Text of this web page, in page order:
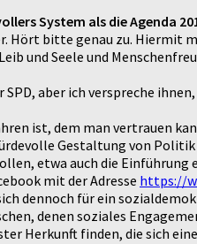
System als die Agenda
bitte genau zu. Hiermit
und Seele und
aber ich verspreche
ist, dem man vertrauen
Gestaltung von
etwa auch die Einführung
mit der Adresse https://
dennoch für ein
denen soziales
Herkunft finden, die sich